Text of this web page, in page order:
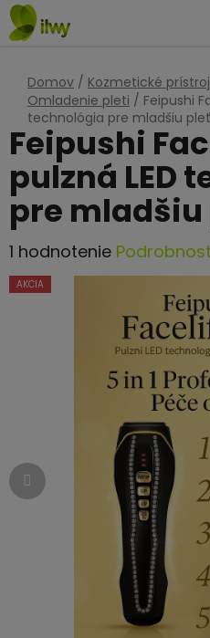
Prejsť
na
Domov / Kozmetické
Omladenie pleti / Feipushi
technológia pre mladšiu pleť
Feipushi
pulzná LED
pre
Priemerné
hodnotenie
1 hodnotenie
AKCIA